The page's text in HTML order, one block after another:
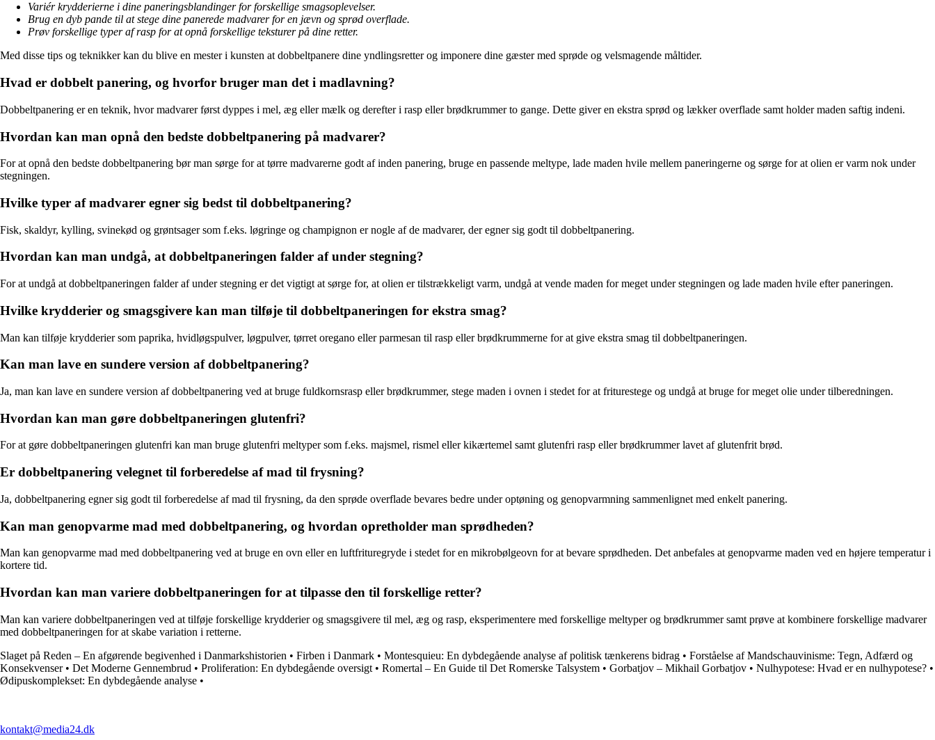
Variér krydderierne i dine paneringsblandinger for forskellige smagsoplevelser.
Brug en dyb pande til at stege dine panerede madvarer for en jævn og sprød overflade.
Prøv forskellige typer af rasp for at opnå forskellige teksturer på dine retter.
Med disse tips og teknikker kan du blive en mester i kunsten at dobbeltpanere dine yndlingsretter og imponere dine gæster med sprøde og velsmagende måltider.
Hvad er dobbelt panering, og hvorfor bruger man det i madlavning?
Dobbeltpanering er en teknik, hvor madvarer først dyppes i mel, æg eller mælk og derefter i rasp eller brødkrummer to gange. Dette giver en ekstra sprød og lækker overflade samt holder maden saftig indeni.
Hvordan kan man opnå den bedste dobbeltpanering på madvarer?
For at opnå den bedste dobbeltpanering bør man sørge for at tørre madvarerne godt af inden panering, bruge en passende meltype, lade maden hvile mellem paneringerne og sørge for at olien er varm nok under
stegningen.
Hvilke typer af madvarer egner sig bedst til dobbeltpanering?
Fisk, skaldyr, kylling, svinekød og grøntsager som f.eks. løgringe og champignon er nogle af de madvarer, der egner sig godt til dobbeltpanering.
Hvordan kan man undgå, at dobbeltpaneringen falder af under stegning?
For at undgå at dobbeltpaneringen falder af under stegning er det vigtigt at sørge for, at olien er tilstrækkeligt varm, undgå at vende maden for meget under stegningen og lade maden hvile efter paneringen.
Hvilke krydderier og smagsgivere kan man tilføje til dobbeltpaneringen for ekstra smag?
Man kan tilføje krydderier som paprika, hvidløgspulver, løgpulver, tørret oregano eller parmesan til rasp eller brødkrummerne for at give ekstra smag til dobbeltpaneringen.
Kan man lave en sundere version af dobbeltpanering?
Ja, man kan lave en sundere version af dobbeltpanering ved at bruge fuldkornsrasp eller brødkrummer, stege maden i ovnen i stedet for at friturestege og undgå at bruge for meget olie under tilberedningen.
Hvordan kan man gøre dobbeltpaneringen glutenfri?
For at gøre dobbeltpaneringen glutenfri kan man bruge glutenfri meltyper som f.eks. majsmel, rismel eller kikærtemel samt glutenfri rasp eller brødkrummer lavet af glutenfrit brød.
Er dobbeltpanering velegnet til forberedelse af mad til frysning?
Ja, dobbeltpanering egner sig godt til forberedelse af mad til frysning, da den sprøde overflade bevares bedre under optøning og genopvarmning sammenlignet med enkelt panering.
Kan man genopvarme mad med dobbeltpanering, og hvordan opretholder man sprødheden?
Man kan genopvarme mad med dobbeltpanering ved at bruge en ovn eller en luftfrituregryde i stedet for en mikrobølgeovn for at bevare sprødheden. Det anbefales at genopvarme maden ved en højere temperatur i
kortere tid.
Hvordan kan man variere dobbeltpaneringen for at tilpasse den til forskellige retter?
Man kan variere dobbeltpaneringen ved at tilføje forskellige krydderier og smagsgivere til mel, æg og rasp, eksperimentere med forskellige meltyper og brødkrummer samt prøve at kombinere forskellige madvarer
med dobbeltpaneringen for at skabe variation i retterne.
Slaget på Reden – En afgørende begivenhed i Danmarkshistorien • Firben i Danmark • Montesquieu: En dybdegående analyse af politisk tænkerens bidrag • Forståelse af Mandschauvinisme: Tegn, Adfærd og
Konsekvenser• Det Moderne Gennembrud • Proliferation: En dybdegående oversigt • Romertal – En Guide til Det Romerske Talsystem • Gorbatjov – Mikhail Gorbatjov • Nulhypotese: Hvad er en nulhypotese? •
Ødipuskomplekset: En dybdegående analyse •
kontakt@media24.dk